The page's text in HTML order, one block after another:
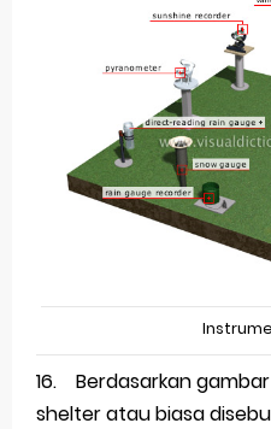
16. Berdasarkan
shelter atau biasa